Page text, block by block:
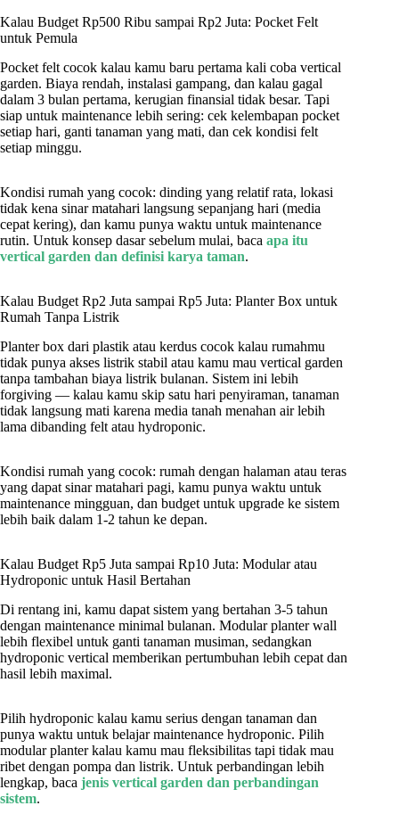
Kalau Budget Rp500 Ribu sampai Rp2 Juta: Pocket Felt
untuk Pemula
Pocket felt cocok kalau kamu baru pertama kali coba vertical
garden. Biaya rendah, instalasi gampang, dan kalau gagal
dalam 3 bulan pertama, kerugian finansial tidak besar. Tapi
siap untuk maintenance lebih sering: cek kelembapan pocket
setiap hari, ganti tanaman yang mati, dan cek kondisi felt
setiap minggu.
Kondisi rumah yang cocok: dinding yang relatif rata, lokasi
tidak kena sinar matahari langsung sepanjang hari (media
cepat kering), dan kamu punya waktu untuk maintenance
rutin. Untuk konsep dasar sebelum mulai, baca apa itu
vertical garden dan definisi karya taman.
Kalau Budget Rp2 Juta sampai Rp5 Juta: Planter Box untuk
Rumah Tanpa Listrik
Planter box dari plastik atau kerdus cocok kalau rumahmu
tidak punya akses listrik stabil atau kamu mau vertical garden
tanpa tambahan biaya listrik bulanan. Sistem ini lebih
forgiving — kalau kamu skip satu hari penyiraman, tanaman
tidak langsung mati karena media tanah menahan air lebih
lama dibanding felt atau hydroponic.
Kondisi rumah yang cocok: rumah dengan halaman atau teras
yang dapat sinar matahari pagi, kamu punya waktu untuk
maintenance mingguan, dan budget untuk upgrade ke sistem
lebih baik dalam 1-2 tahun ke depan.
Kalau Budget Rp5 Juta sampai Rp10 Juta: Modular atau
Hydroponic untuk Hasil Bertahan
Di rentang ini, kamu dapat sistem yang bertahan 3-5 tahun
dengan maintenance minimal bulanan. Modular planter wall
lebih flexibel untuk ganti tanaman musiman, sedangkan
hydroponic vertical memberikan pertumbuhan lebih cepat dan
hasil lebih maximal.
Pilih hydroponic kalau kamu serius dengan tanaman dan
punya waktu untuk belajar maintenance hydroponic. Pilih
modular planter kalau kamu mau fleksibilitas tapi tidak mau
ribet dengan pompa dan listrik. Untuk perbandingan lebih
lengkap, baca jenis vertical garden dan perbandingan
sistem.